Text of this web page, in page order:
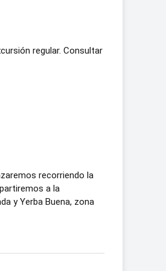
regular. Consultar
recorriendo la
a la
y Yerba Buena, zona